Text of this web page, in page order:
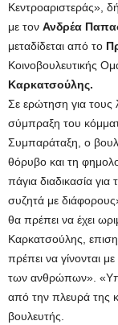
Κεντροαριστεράς»,
με τον Ανδρέα
μεταδίδεται από το
Κοινοβουλευτικής
Καρκατσούλης.
Σε ερώτηση για τους
σύμπραξη του
Συμπαράταξη, ο
θόρυβο και τη
πάγια διαδικασία
συζητά με
θα πρέπει να έχει
Καρκατσούλης,
πρέπει να γίνονται
των ανθρώπων».
από την πλευρά της
βουλευτής.